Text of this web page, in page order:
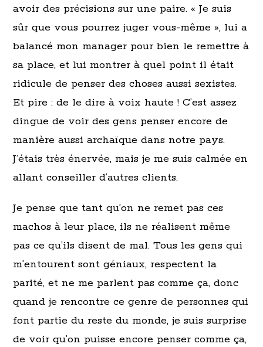
avoir des précisions sur une paire. « Je suis
sûr que vous pourrez juger vous-même », lui a
balancé mon manager pour bien le remettre à
sa place, et lui montrer à quel point il était
ridicule de penser des choses aussi sexistes.
Et pire : de le dire à voix haute ! C’est assez
dingue de voir des gens penser encore de
manière aussi archaïque dans notre pays.
J’étais très énervée, mais je me suis calmée en
allant conseiller d’autres clients.
Je pense que tant qu’on ne remet pas ces
machos à leur place, ils ne réalisent même
pas ce qu’ils disent de mal. Tous les gens qui
m’entourent sont géniaux, respectent la
parité, et ne me parlent pas comme ça, donc
quand je rencontre ce genre de personnes qui
font partie du reste du monde, je suis surprise
de voir qu’on puisse encore penser comme ça,